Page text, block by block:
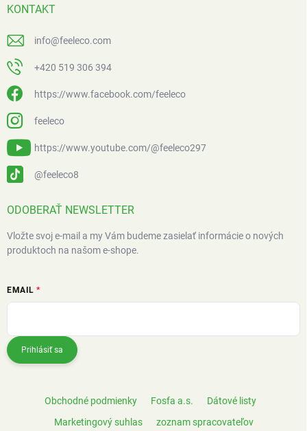
KONTAKT
info@feeleco.com
+420 519 306 394
https://www.facebook.com/feeleco
feeleco
https://www.youtube.com/@feeleco297
@feeleco8
ODOBERAŤ NEWSLETTER
Vložte svoj e-mail a my Vám budeme zasielať informácie o nových
produktoch na našom e-shope.
EMAIL
Prihlásiť sa
Obchodné podmienky Fosfa a.s.
Dátové listy
Marketingový suhlas
zoznam spracovateľov